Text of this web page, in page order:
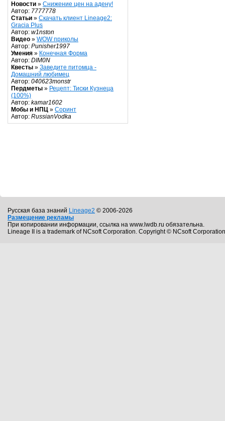
Новости » Снижение цен на адену!
Автор: 7777778
Статьи » Скачать клиент Lineage2:
Gracia Plus
Автор: w1nston
Видео » WOW приколы
Автор: Punisher1997
Умения » Конечная Форма
Автор: DIM0N
Квесты » Заведите питомца -
Домашний любимец
Автор: 040623monstr
Пердметы » Рецепт: Тиски Кузнеца
(100%)
Автор: kamar1602
Мобы и НПЦ » Соринт
Автор: RussianVodka
Русская база знаний Lineage2 © 2006-2026
Размещение рекламы
При копировании информации, ссылка на www.lwdb.ru обязательна.
Lineage II is a trademark of NCsoft Corporation. Copyright © NCsoft